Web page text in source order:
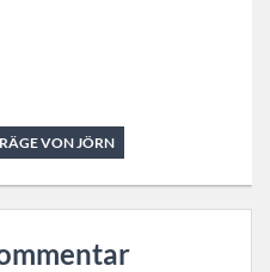
VON JÖRN